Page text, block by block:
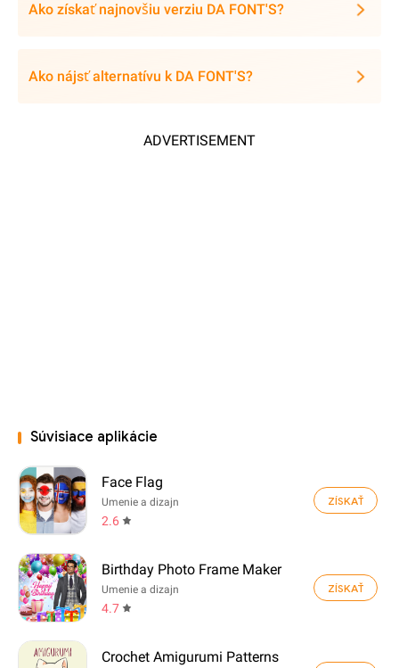
Ako získať najnovšiu verziu DA FONT'S?
Ako nájsť alternatívu k DA FONT'S?
ADVERTISEMENT
Súvisiace aplikácie
Face Flag
Umenie a dizajn
2.6
ZÍSKAŤ
Birthday Photo Frame Maker
Umenie a dizajn
4.7
ZÍSKAŤ
Crochet Amigurumi Patterns